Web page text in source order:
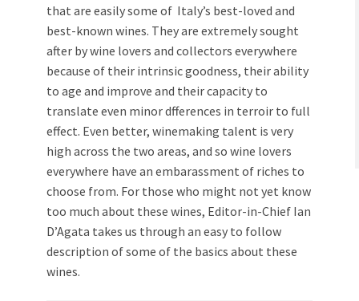
that are easily some of Italy’s best-loved and
best-known wines. They are extremely sought
after by wine lovers and collectors everywhere
because of their intrinsic goodness, their ability
to age and improve and their capacity to
translate even minor dfferences in terroir to full
effect. Even better, winemaking talent is very
high across the two areas, and so wine lovers
everywhere have an embarassment of riches to
choose from. For those who might not yet know
too much about these wines, Editor-in-Chief Ian
D’Agata takes us through an easy to follow
description of some of the basics about these
wines.